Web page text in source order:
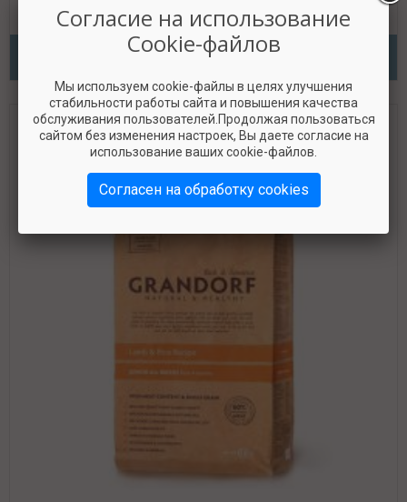
Класс КПП
Согласие на использование
Cookie-файлов
Мы используем cookie-файлы в целях улучшения
стабильности работы сайта и повышения качества
обслуживания пользователей.Продолжая пользоваться
сайтом без изменения настроек, Вы даете согласие на
использование ваших cookie-файлов.
Согласен на обработку cookies